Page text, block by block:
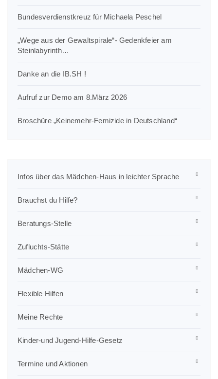
Bundesverdienstkreuz für Michaela Peschel
„Wege aus der Gewaltspirale“- Gedenkfeier am
Steinlabyrinth…
Danke an die IB.SH !
Aufruf zur Demo am 8.März 2026
Broschüre „Keinemehr-Femizide in Deutschland“
Infos über das Mädchen-Haus in leichter Sprache
Brauchst du Hilfe?
Beratungs-Stelle
Zufluchts-Stätte
Mädchen-WG
Flexible Hilfen
Meine Rechte
Kinder-und Jugend-Hilfe-Gesetz
Termine und Aktionen